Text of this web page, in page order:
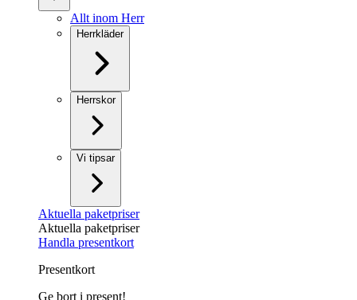
Allt inom Herr
Herrkläder
Herrskor
Vi tipsar
Aktuella paketpriser
Aktuella paketpriser
Handla presentkort
Presentkort
Ge bort i present!